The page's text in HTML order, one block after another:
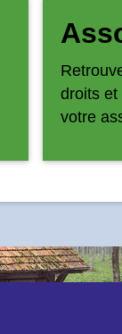
droits et
votre